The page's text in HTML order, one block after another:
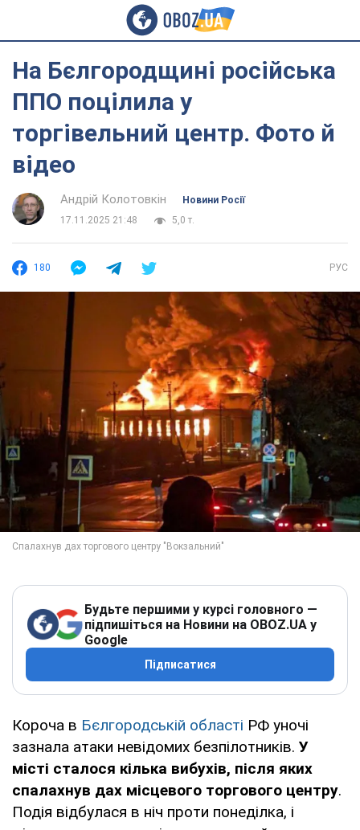
На Бєлгородщині російська
ППО поцілила у
торгівельний центр. Фото й
відео
Андрій Колотовкін
Новини Росії
17.11.2025 21:48
5,0 т.
180 РУС
Будьте першими у курсі головного —
підпишіться на Новини на OBOZ.UA у
Google
Підписатися
Короча в Бєлгородській області РФ уночі
зазнала атаки невідомих безпілотників. У
місті сталося кілька вибухів, після яких
спалахнув дах місцевого торгового центру.
Подія відбулася в ніч проти понеділка, і